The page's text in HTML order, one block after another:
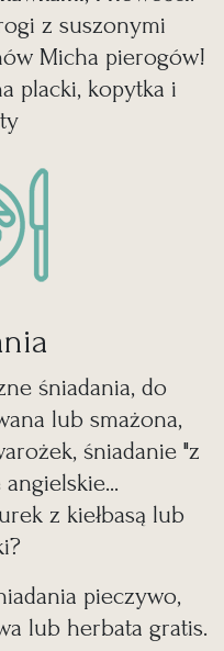
z suszonymi
Micha pierogów!
placki, kopytka i
śniadania, do
lub smażona,
śniadanie "z
z kiełbasą lub
pieczywo,
lub herbata gratis.